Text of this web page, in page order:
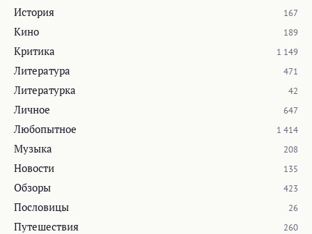
История 167
Кино 189
Критика 1 149
Литература 471
Литературка 42
Личное 647
Любопытное 1 414
Музыка 208
Новости 135
Обзоры 423
Пословицы 26
Путешествия 260